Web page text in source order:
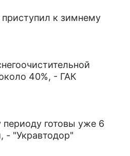
к зимнему
40%, - ГАК
готовы уже 6
- "Укравтодор"